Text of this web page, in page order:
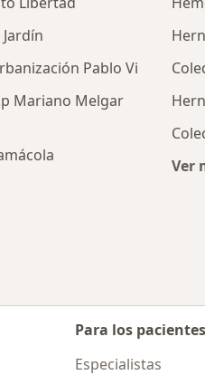
Pablo Vi
Mariano Melgar
Ver
Para los pacientes
Especialistas